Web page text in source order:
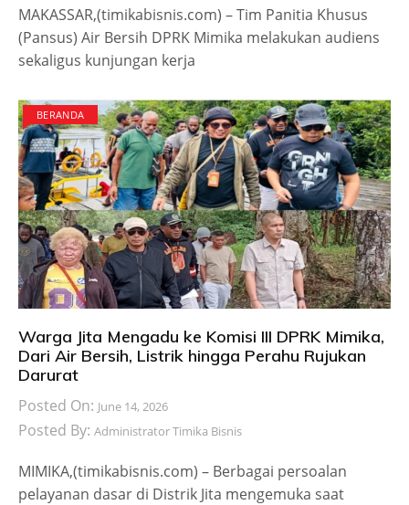
MAKASSAR,(timikabisnis.com) – Tim Panitia Khusus
(Pansus) Air Bersih DPRK Mimika melakukan audiens
sekaligus kunjungan kerja
BERANDA
Warga Jita Mengadu ke Komisi III DPRK Mimika,
Dari Air Bersih, Listrik hingga Perahu Rujukan
Darurat
Posted On: June 14, 2026
Posted By: Administrator Timika Bisnis
MIMIKA,(timikabisnis.com) – Berbagai persoalan
pelayanan dasar di Distrik Jita mengemuka saat